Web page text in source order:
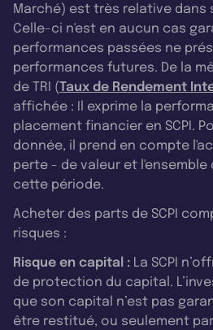
Marché) est très relative
Celle-ci n'est en aucun cas
performances passées ne
performances futures. De la
de TRI (Taux de Rendement
affichée : Il exprime la
placement financier en SCPI.
donnée, il prend en compte
perte - de valeur et l'ensemble
cette période.
Acheter des parts de SCPI
risques :
Risque en capital : La SCPI
de protection du capital.
que son capital n’est pas
être restitué, ou seulement